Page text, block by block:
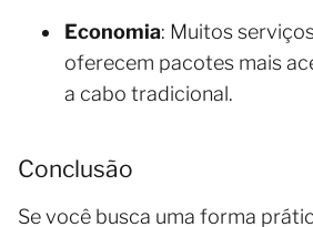
Economia: Muitos
oferecem pacotes mais
a cabo tradicional.
Conclusão
Se você busca uma forma